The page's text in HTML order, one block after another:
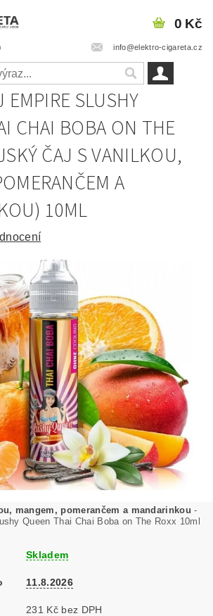
info@elektro-cigareta.cz
0 Kč
EMPIRE SLUSHY
CHAI BOBA ON THE
ČAJ S VANILKOU,
A
10ML
mangem, pomerančem a mandarinkou -
Queen Thai Chai Boba on The Roxx 10ml
Skladem
11.8.2026
231 Kč bez DPH